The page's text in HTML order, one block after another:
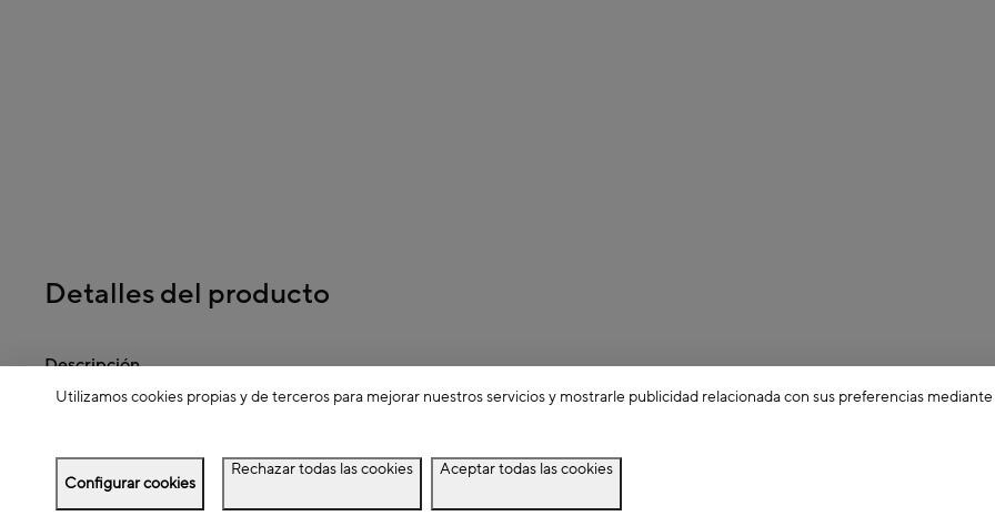
Detalles del producto
Descripción
Utilizamos cookies propias y de terceros para mejorar nuestros servicios y mostrarle publicidad relacionada con sus preferencias
Configurar cookies
Rechazar todas las cookies Aceptar todas las cookies